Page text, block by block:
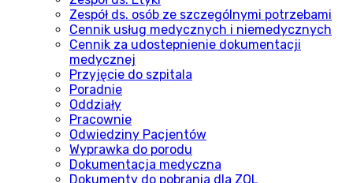
Zespół ds. osób ze szczególnymi potrzebami
Cennik usług medycznych i niemedycznych
Cennik za udostepnienie dokumentacji
medycznej
Przyjęcie do szpitala
Poradnie
Oddziały
Pracownie
Odwiedziny Pacjentów
Wyprawka do porodu
Dokumentacja medyczna
Dokumenty do pobrania dla ZOL